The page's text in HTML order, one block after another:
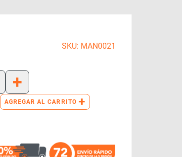
SKU: MAN0021
+
AGREGAR AL CARRITO +